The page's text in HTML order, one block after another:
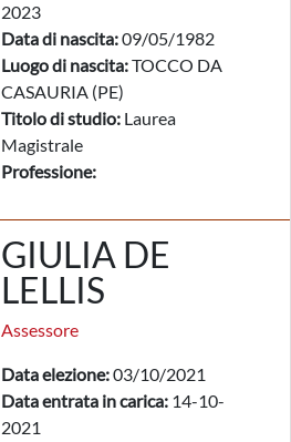
2023
Data di nascita:09/05/1982
Luogo di nascita:TOCCO DA
CASAURIA (PE)
Titolo di studio: Laurea
Magistrale
Professione:
GIULIA DE
LELLIS
Assessore
Data elezione:03/10/2021
Data entrata in carica: 14-10-
2021